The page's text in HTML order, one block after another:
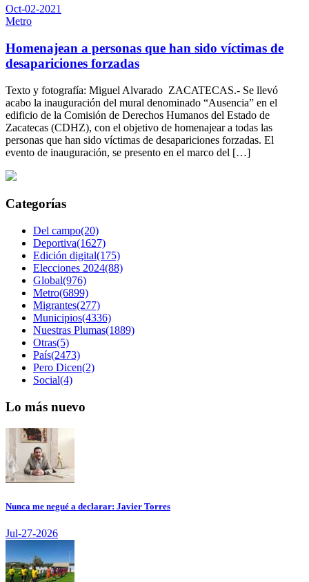
Oct-02-2021
Metro
Homenajean a personas que han sido víctimas de
desapariciones forzadas
Texto y fotografía: Miguel Alvarado ZACATECAS.- Se llevó
acabo la inauguración del mural denominado “Ausencia” en el
edificio de la Comisión de Derechos Humanos del Estado de
Zacatecas (CDHZ), con el objetivo de homenajear a todas las
personas que han sido víctimas de desapariciones forzadas. El
evento de inauguración, se presento en el marco del […]
Categorías
Del campo(20)
Deportiva(1627)
Edición digital(175)
Elecciones 2024(88)
Global(976)
Metro(6899)
Migrantes(277)
Municipios(4336)
Nuestras Plumas(1889)
Otras(5)
País(2473)
Pero Dicen(2)
Social(4)
Lo más nuevo
Nunca me negué a declarar: Javier Torres
Jul-27-2026